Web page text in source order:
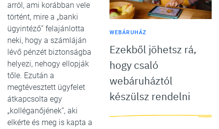
WEBÁRUHÁZ
Ezekből jöhetsz rá,
hogy csaló
webáruháztól
készülsz rendelni
arról, ami korábban vele
történt, mire a „banki
ügyintéző” felajánlotta
neki, hogy a számláján
lévő pénzét biztonságba
helyezi, nehogy ellopják
tőle. Ezután a
megtévesztett ügyfelet
átkapcsolta egy
„kolléganőjének”, aki
elkérte és meg is kapta a